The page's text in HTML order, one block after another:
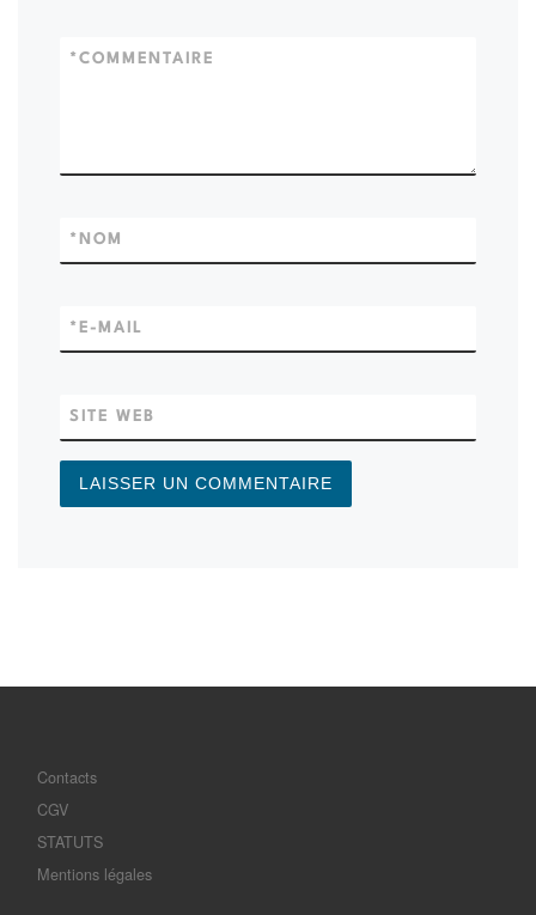
COMMENTAIRE
*
NOM
*
E-MAIL
*
SITE WEB
Contacts
CGV
STATUTS
Mentions légales